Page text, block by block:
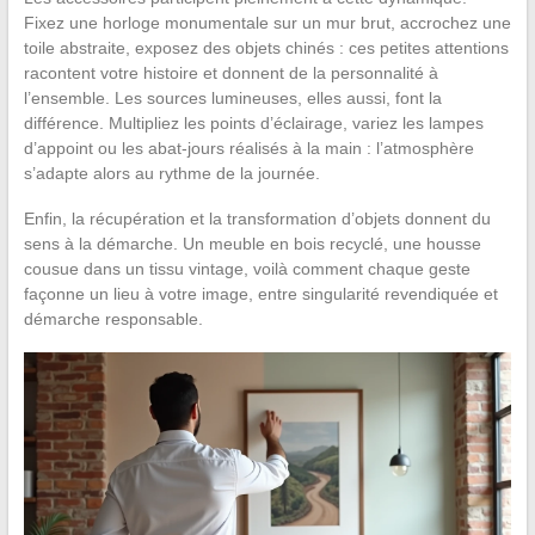
Fixez une horloge monumentale sur un mur brut, accrochez une
toile abstraite, exposez des objets chinés : ces petites attentions
racontent votre histoire et donnent de la personnalité à
l’ensemble. Les sources lumineuses, elles aussi, font la
différence. Multipliez les points d’éclairage, variez les lampes
d’appoint ou les abat-jours réalisés à la main : l’atmosphère
s’adapte alors au rythme de la journée.
Enfin, la récupération et la transformation d’objets donnent du
sens à la démarche. Un meuble en bois recyclé, une housse
cousue dans un tissu vintage, voilà comment chaque geste
façonne un lieu à votre image, entre singularité revendiquée et
démarche responsable.